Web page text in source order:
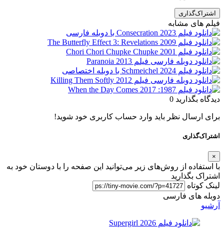
اشتراک‌گذاری
فیلم های مشابه
دیدگاه بگذارید 0
برای ارسال نظر باید وارد حساب کاربری خود شوید!
اشتراک‌گذاری
×
با استفاده از روش‌های زیر می‌توانید این صفحه را با دوستان خود به
اشتراک بگذارید
لینک کوتاه
دوبله های فارسی
آرشیو